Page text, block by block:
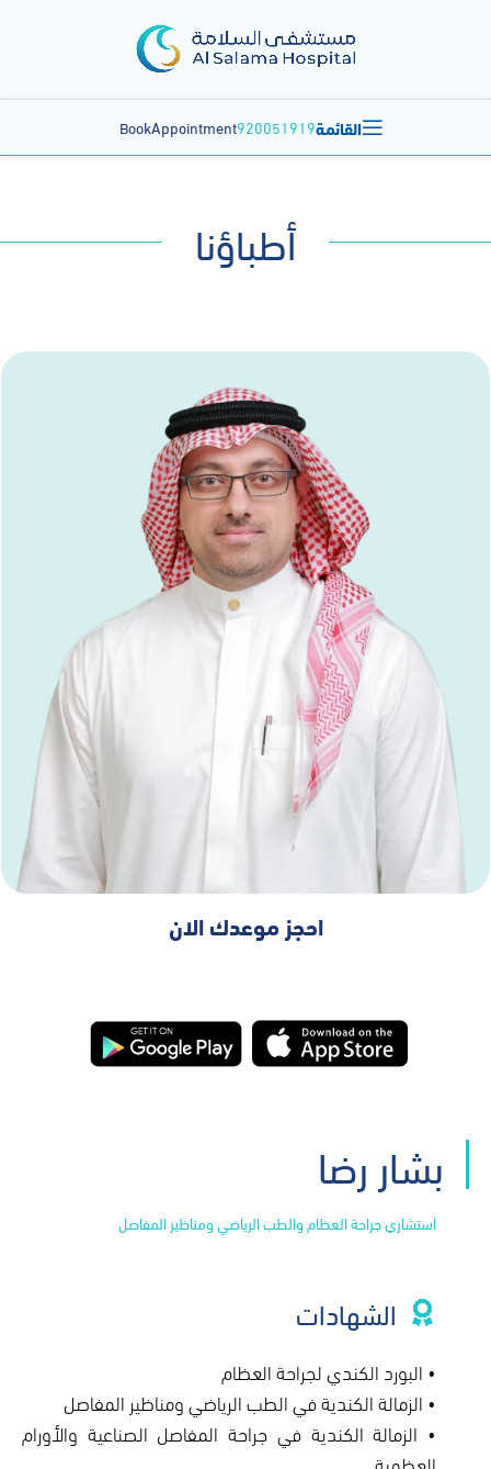
القائمة920051919
BookAppointment
أطباؤنا
بشار رضا
استشاري جراحة العظام والطب الرياضي ومناظير المفاصل
الشهادات
• البورد الكندي لجراحة العظام
• الزمالة الكندية في الطب الرياضي ومناظير المفاصل
• الزمالة الكندية في جراحة المفاصل الصناعية والأورام
احجز موعدك الان